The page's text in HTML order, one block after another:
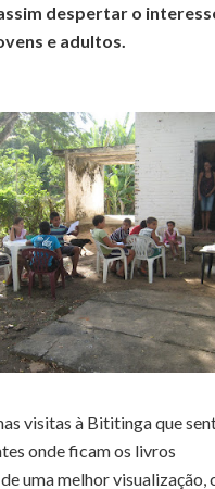
despertar o
e adultos.
visitas à Bititinga que
onde ficam os livros
uma melhor visualização,